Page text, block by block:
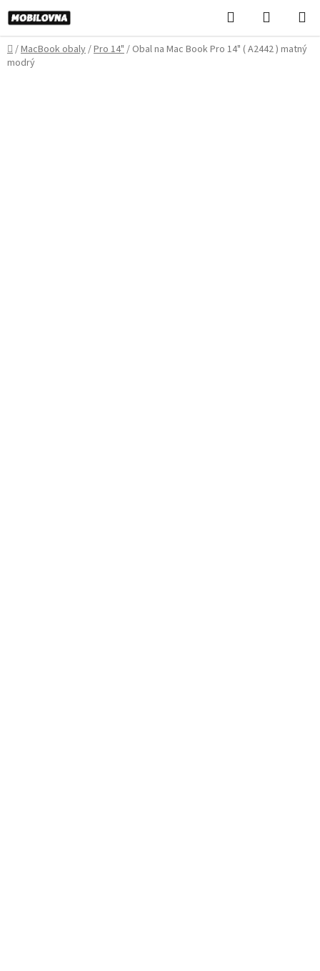
Prejsť
na
obsah
Hľadať
KOŠÍK
Domov
/MacBook obaly/Pro 14"/ Obal na Mac Book Pro 14" ( A2442 ) matný
modrý